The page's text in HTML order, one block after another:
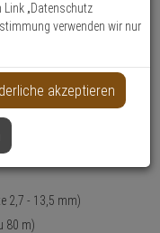
2,7 - 13,5 mm)
80 m)
Link „Datenschutz
verwenden wir nur
akzeptieren